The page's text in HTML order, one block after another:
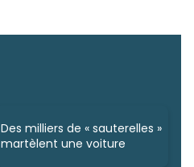
Des milliers de « sauterelles »
martèlent une voiture